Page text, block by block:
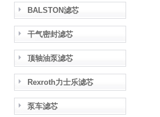
BALSTON滤芯
干气密封滤芯
顶轴油泵滤芯
Rexroth力士乐滤芯
泵车滤芯